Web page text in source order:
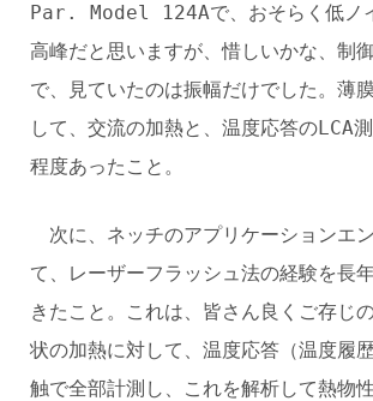
Par. Model 124Aで、おそらく低ノ
高峰だと思いますが、惜しいかな、制
で、見ていたのは振幅だけでした。薄
して、交流の加熱と、温度応答のLCA
程度あったこと。
次に、ネッチのアプリケーションエ
て、レーザーフラッシュ法の経験を長
きたこと。これは、皆さん良くご存じ
状の加熱に対して、温度応答（温度履
触で全部計測し、これを解析して熱物